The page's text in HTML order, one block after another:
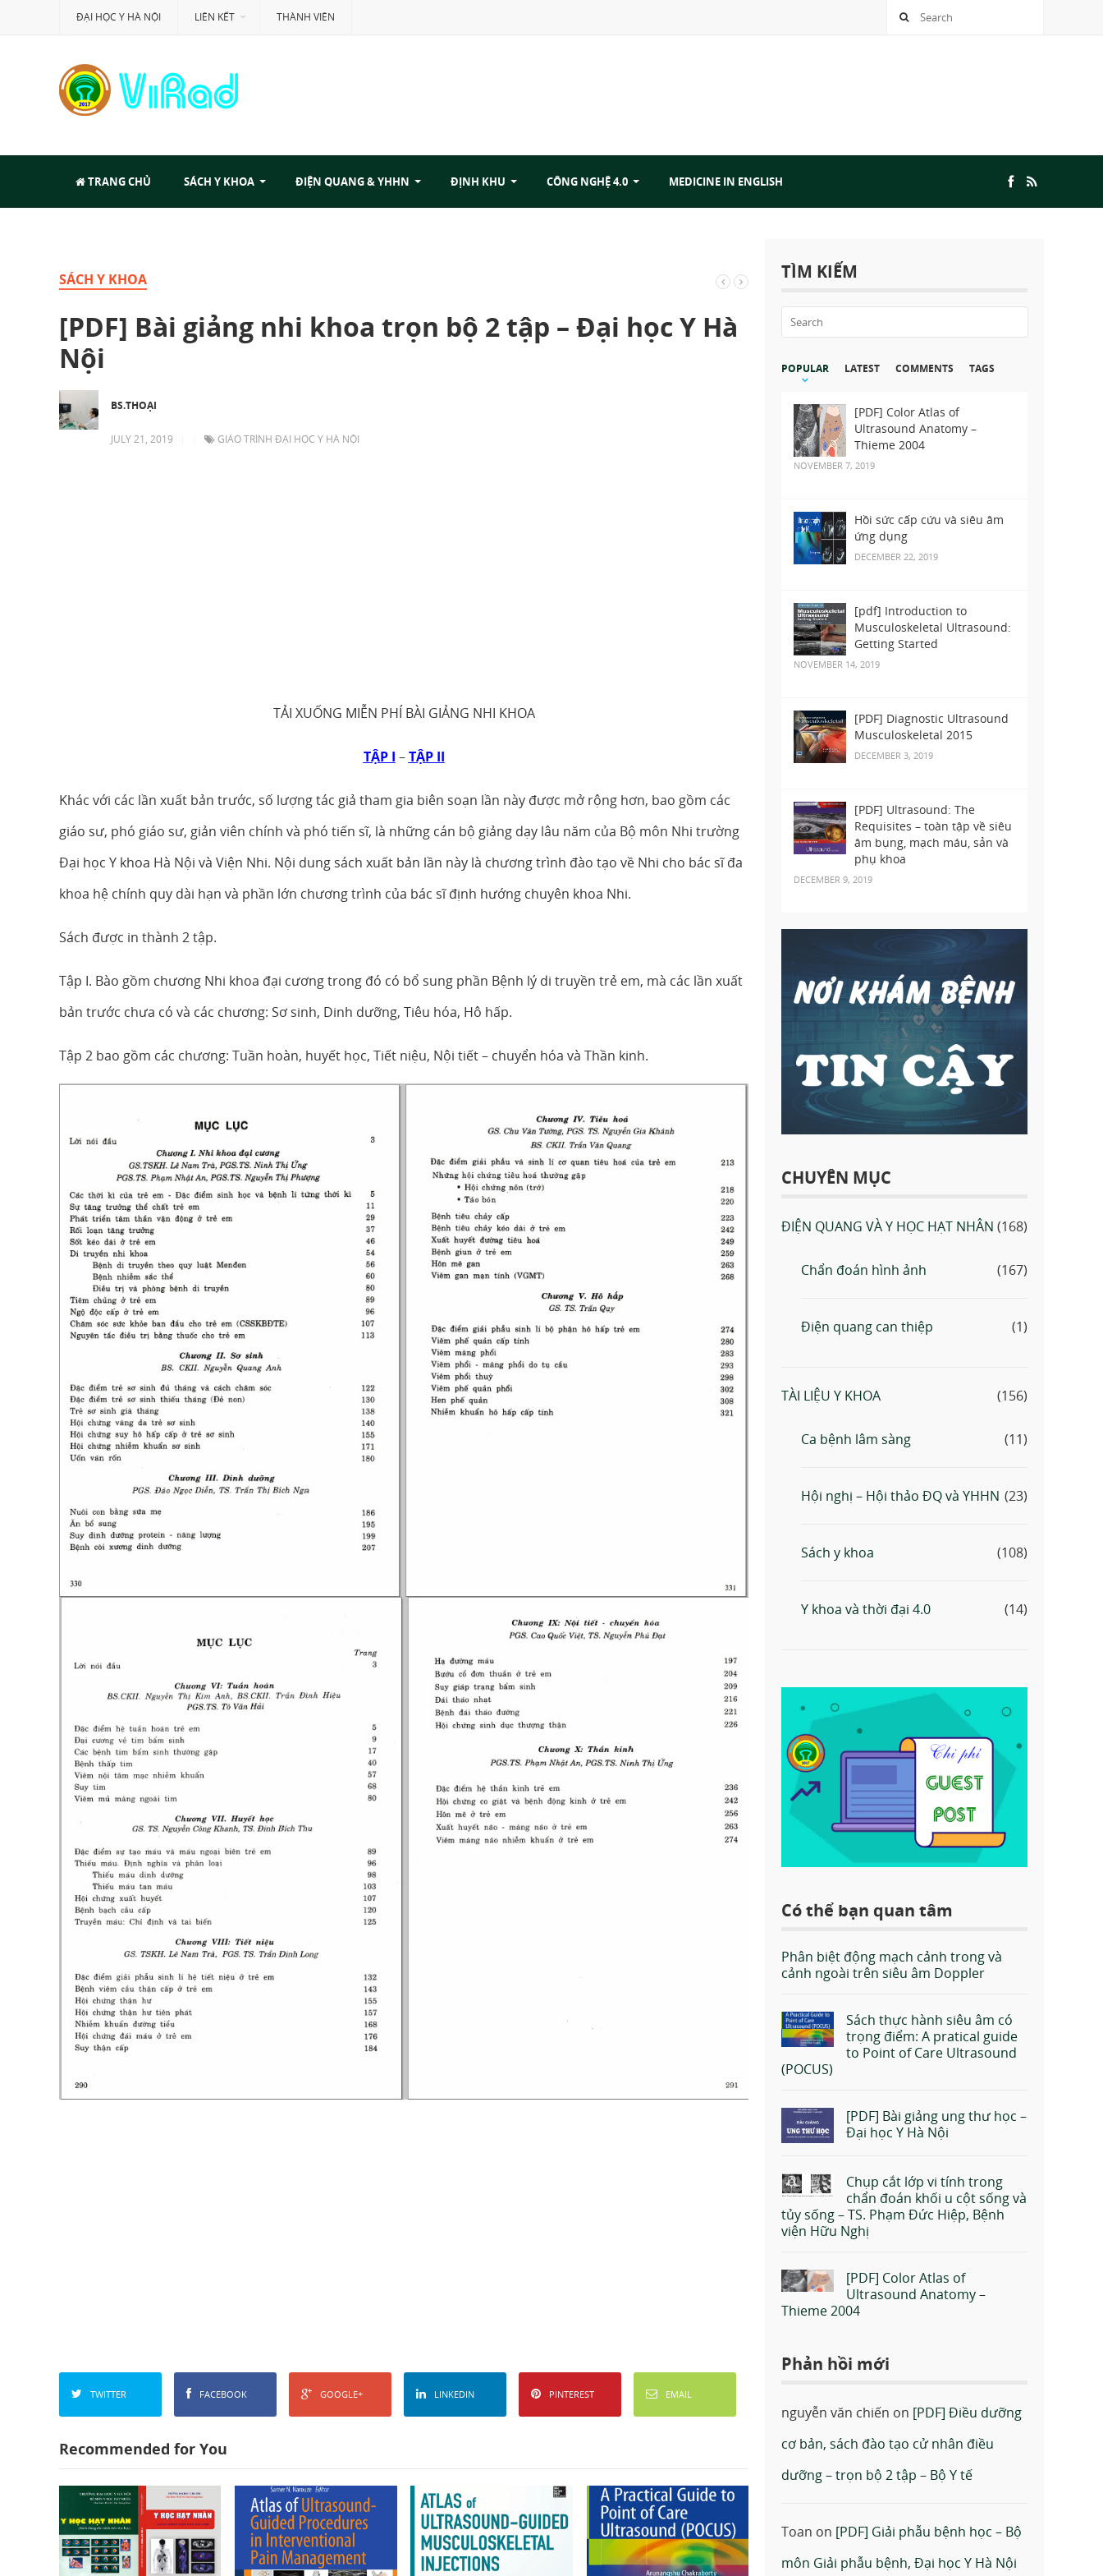
ĐẠI HỌC Y HÀ NỘI LIÊN KẾT THÀNH VIÊN
TRANG CHỦ SÁCH Y KHOA ĐIỆN QUANG & YHHN ĐỊNH KHU CÔNG NGHỆ 4.0 MEDICINE IN ENGLISH
SÁCH Y KHOA
[PDF] Bài giảng nhi khoa trọn bộ 2 tập – Đại học Y Hà
Nội
BS.THOẠI
JULY 21, 2019 GIÁO TRÌNH ĐẠI HỌC Y HÀ NỘI
TẢI XUỐNG MIỄN PHÍ BÀI GIẢNG NHI KHOA
TẬP I –TẬP II
Khác với các lần xuất bản trước, số lượng tác giả tham gia biên soạn lần này được mở rộng hơn, bao gồm các
giáo sư, phó giáo sư, giản viên chính và phó tiến sĩ, là những cán bộ giảng dạy lâu năm của Bộ môn Nhi trường
Đại học Y khoa Hà Nội và Viện Nhi. Nội dung sách xuất bản lần này là chương trình đào tạo về Nhi cho bác sĩ đa
khoa hệ chính quy dài hạn và phần lớn chương trình của bác sĩ định hướng chuyên khoa Nhi.
Sách được in thành 2 tập.
Tập I. Bào gồm chương Nhi khoa đại cương trong đó có bổ sung phần Bệnh lý di truyền trẻ em, mà các lần xuất
bản trước chưa có và các chương: Sơ sinh, Dinh dưỡng, Tiêu hóa, Hô hấp.
Tập 2 bao gồm các chương: Tuần hoàn, huyết học, Tiết niệu, Nội tiết – chuyển hóa và Thần kinh.
TWITTER FACEBOOK GOOGLE+ LINKEDIN PINTEREST EMAIL
Recommended for You
TÌM KIẾM
POPULAR LATEST COMMENTS TAGS
[PDF] Color Atlas of
Ultrasound Anatomy –
Thieme 2004
NOVEMBER 7, 2019
Hồi sức cấp cứu và siêu âm
ứng dụng
DECEMBER 22, 2019
[pdf] Introduction to
Musculoskeletal Ultrasound:
Getting Started
NOVEMBER 14, 2019
[PDF] Diagnostic Ultrasound
Musculoskeletal 2015
DECEMBER 3, 2019
[PDF] Ultrasound: The
Requisites – toàn tập về siêu
âm bụng, mạch máu, sản và
phụ khoa
DECEMBER 9, 2019
CHUYÊN MỤC
ĐIỆN QUANG VÀ Y HỌC HẠT NHÂN (168)
Chẩn đoán hình ảnh (167)
Điện quang can thiệp (1)
TÀI LIỆU Y KHOA (156)
Ca bệnh lâm sàng (11)
Hội nghị – Hội thảo ĐQ và YHHN (23)
Sách y khoa (108)
Y khoa và thời đại 4.0 (14)
Có thể bạn quan tâm
Phân biệt động mạch cảnh trong và
cảnh ngoài trên siêu âm Doppler
Sách thực hành siêu âm có
trọng điểm: A pratical guide
to Point of Care Ultrasound
(POCUS)
[PDF] Bài giảng ung thư học –
Đại học Y Hà Nội
Chụp cắt lớp vi tính trong
chẩn đoán khối u cột sống và
tủy sống – TS. Phạm Đức Hiệp, Bệnh
viện Hữu Nghị
[PDF] Color Atlas of
Ultrasound Anatomy –
Thieme 2004
Phản hồi mới
nguyễn văn chiến on [PDF] Điều dưỡng
cơ bản, sách đào tạo cử nhân điều
dưỡng – trọn bộ 2 tập – Bộ Y tế
Toan on [PDF] Giải phẫu bệnh học – Bộ
môn Giải phẫu bệnh, Đại học Y Hà Nội